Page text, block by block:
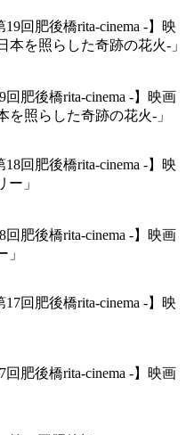
回肥後橋rita-cinema -】映画
を照らした奇跡の花火-」
回肥後橋rita-cinema -】映画
」
回肥後橋rita-cinema -】映画